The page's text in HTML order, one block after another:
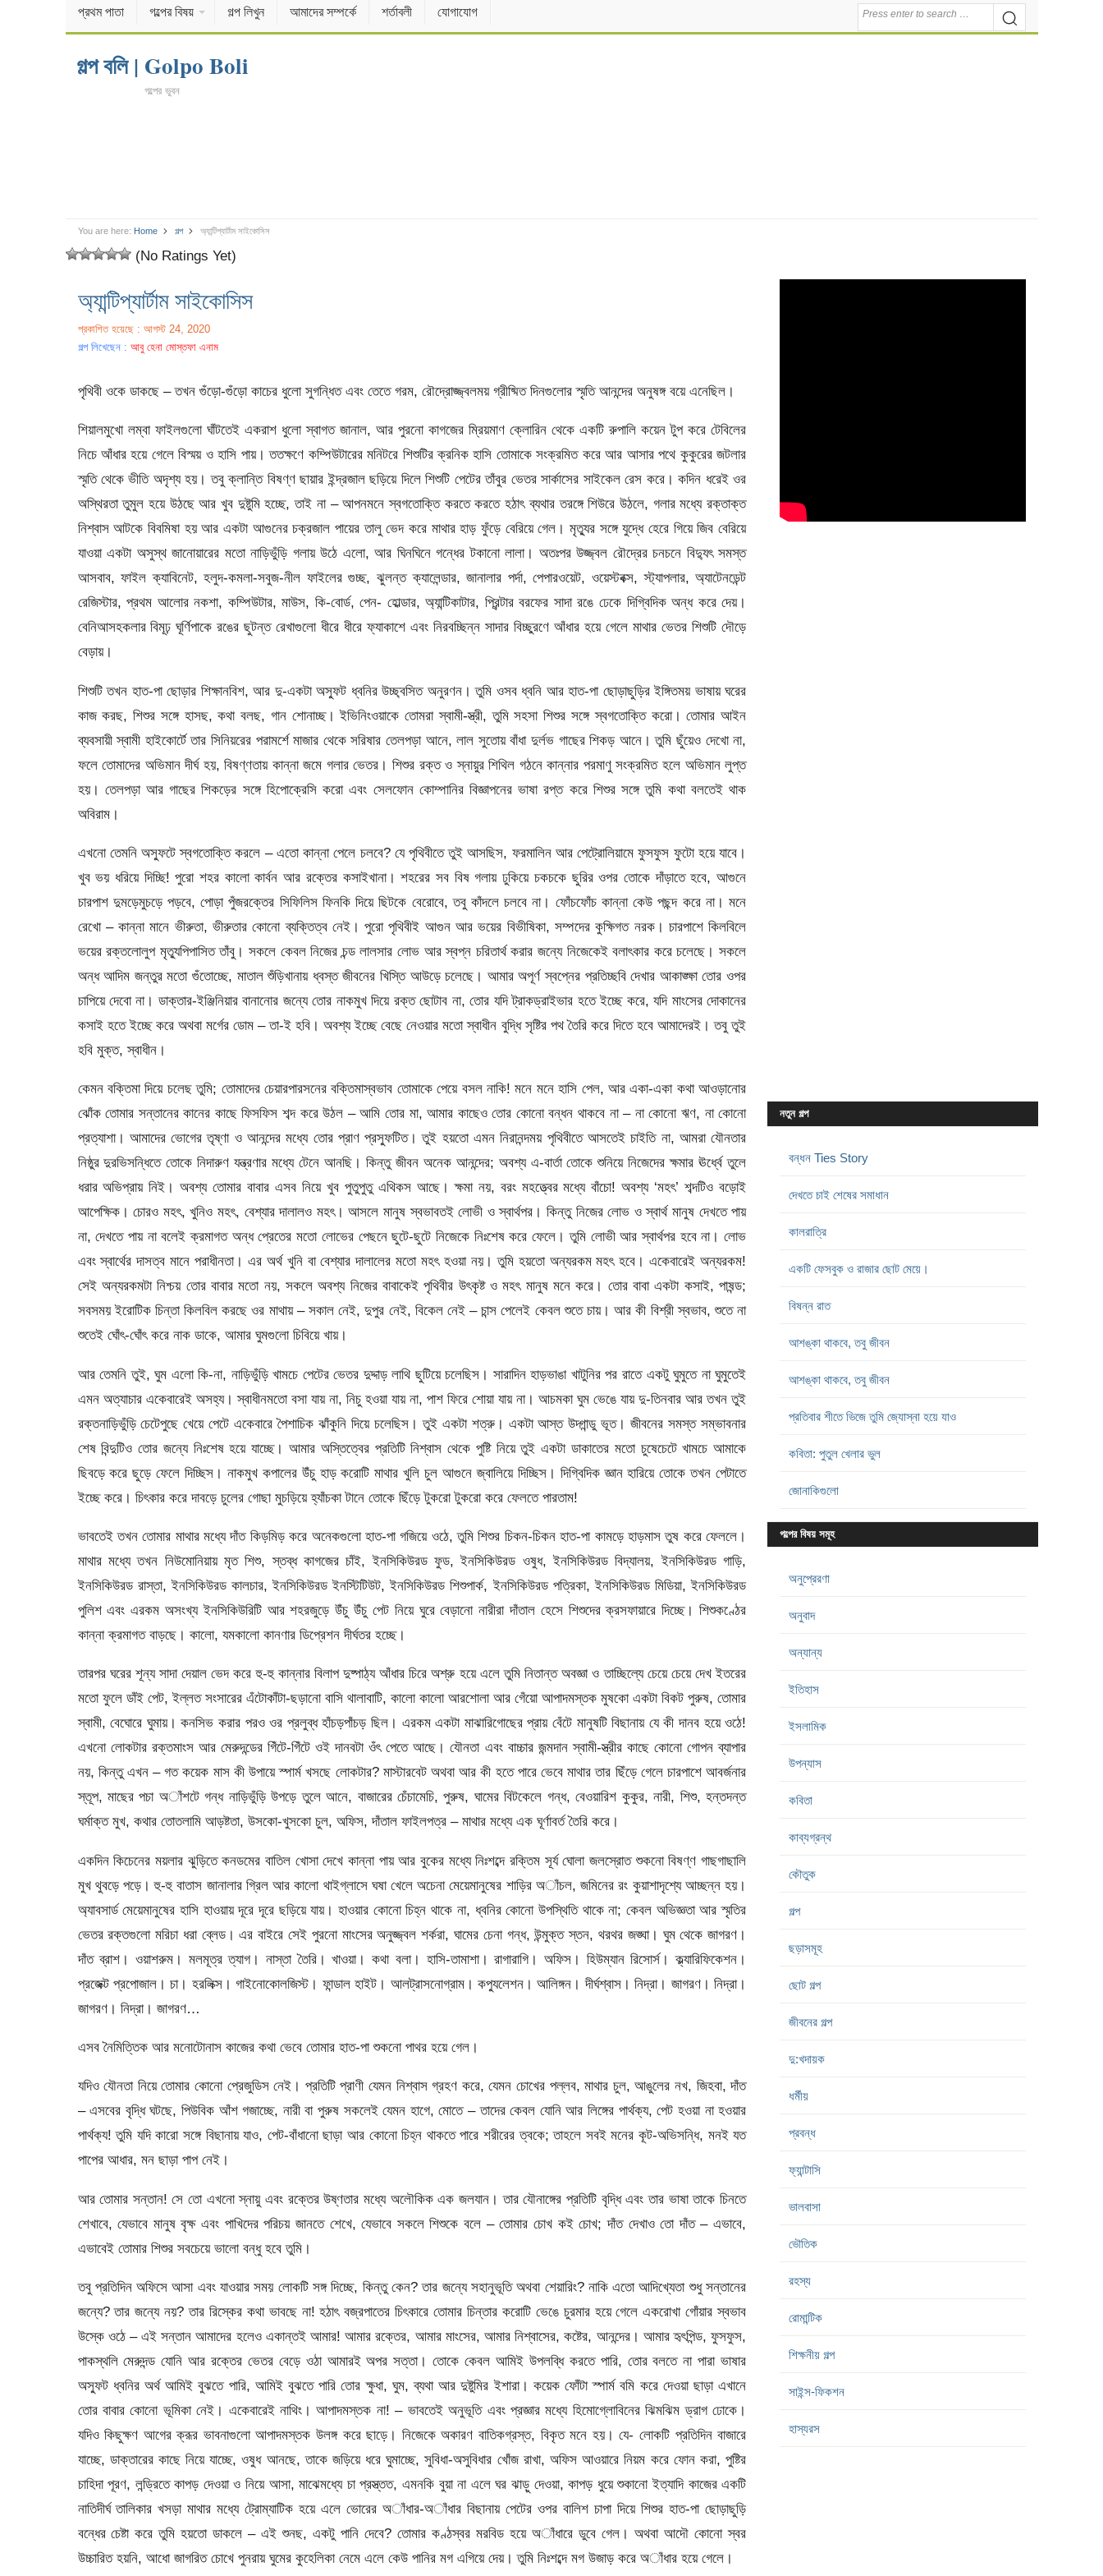
প্রথম পাতা গল্পের বিষয় গল্প লিখুন আমাদের সম্পর্কে শর্তাবলী যোগাযোগ
গল্প বলি | Golpo Boli
গল্পের ভুবন
You are here: Home গল্প অ্যান্টিপ্যার্টাম সাইকোসিস
(No Ratings Yet)
অ্যান্টিপ্যার্টাম সাইকোসিস
প্রকাশিত হয়েছে : আগস্ট 24, 2020
গল্প লিখেছেন : আবু হেনা মোস্তফা এনাম
পৃথিবী ওকে ডাকছে – তখন গুঁড়ো-গুঁড়ো কাচের ধুলো সুগন্ধিত এবং তেতে গরম, রৌদ্রোজ্জ্বলময় গ্রীষ্মিত দিনগুলোর স্মৃতি আনন্দের অনুষঙ্গ বয়ে এনেছিল।
শিয়ালমুখো লম্বা ফাইলগুলো ঘাঁটতেই একরাশ ধুলো স্বাগত জানাল, আর পুরনো কাগজের ম্রিয়মাণ ক্লোরিন থেকে একটি রুপালি কয়েন টুপ করে টেবিলের
নিচে আঁধার হয়ে গেলে বিস্ময় ও হাসি পায়। ততক্ষণে কম্পিউটারের মনিটরে শিশুটির ক্রনিক হাসি তোমাকে সংক্রমিত করে আর আসার পথে কুকুরের জটলার
স্মৃতি থেকে ভীতি অদৃশ্য হয়। তবু ক্লান্তি বিষণ্ণ ছায়ার ইন্দ্রজাল ছড়িয়ে দিলে শিশুটি পেটের তাঁবুর ভেতর সার্কাসের সাইকেল রেস করে। কদিন ধরেই ওর
অস্থিরতা তুমুল হয়ে উঠছে আর খুব দুষ্টুমি হচ্ছে, তাই না – আপনমনে স্বগতোক্তি করতে করতে হঠাৎ ব্যথার তরঙ্গে শিউরে উঠলে, গলার মধ্যে রক্তাক্ত
নিশ্বাস আটকে বিবমিষা হয় আর একটা আগুনের চক্রজাল পায়ের তালু ভেদ করে মাথার হাড় ফুঁড়ে বেরিয়ে গেল। মৃত্যুর সঙ্গে যুদ্ধে হেরে গিয়ে জিব বেরিয়ে
যাওয়া একটা অসুস্থ জানোয়ারের মতো নাড়িভুঁড়ি গলায় উঠে এলো, আর ঘিনঘিনে গন্ধের টকানো লালা। অতঃপর উজ্জ্বল রৌদ্রের চনচনে বিদ্যুৎ সমস্ত
আসবাব, ফাইল ক্যাবিনেট, হলুদ-কমলা-সবুজ-নীল ফাইলের গুচ্ছ, ঝুলন্ত ক্যালেন্ডার, জানালার পর্দা, পেপারওয়েট, ওয়েস্টবক্স, স্ট্যাপলার, অ্যাটেনডেন্ট
রেজিস্টার, প্রথম আলোর নকশা, কম্পিউটার, মাউস, কি-বোর্ড, পেন- হোল্ডার, অ্যান্টিকাটার, প্রিন্টার বরফের সাদা রঙে ঢেকে দিগ্বিদিক অন্ধ করে দেয়।
বেনিআসহকলার বিমূঢ় ঘূর্ণিপাকে রঙের ছুটন্ত রেখাগুলো ধীরে ধীরে ফ্যাকাশে এবং নিরবচ্ছিন্ন সাদার বিচ্ছুরণে আঁধার হয়ে গেলে মাথার ভেতর শিশুটি দৌড়ে
বেড়ায়।
শিশুটি তখন হাত-পা ছোড়ার শিক্ষানবিশ, আর দু-একটা অস্ফুট ধ্বনির উচ্ছ্বসিত অনুরণন। তুমি ওসব ধ্বনি আর হাত-পা ছোড়াছুড়ির ইঙ্গিতময় ভাষায় ঘরের
কাজ করছ, শিশুর সঙ্গে হাসছ, কথা বলছ, গান শোনাচ্ছ। ইভিনিংওয়াকে তোমরা স্বামী-স্ত্রী, তুমি সহসা শিশুর সঙ্গে স্বগতোক্তি করো। তোমার আইন
ব্যবসায়ী স্বামী হাইকোর্টে তার সিনিয়রের পরামর্শে মাজার থেকে সরিষার তেলপড়া আনে, লাল সুতোয় বাঁধা দুর্লভ গাছের শিকড় আনে। তুমি ছুঁয়েও দেখো না,
ফলে তোমাদের অভিমান দীর্ঘ হয়, বিষণ্ণতায় কান্না জমে গলার ভেতর। শিশুর রক্ত ও স্নায়ুর শিথিল গঠনে কান্নার পরমাণু সংক্রমিত হলে অভিমান লুপ্ত
হয়। তেলপড়া আর গাছের শিকড়ের সঙ্গে হিপোক্রেসি করো এবং সেলফোন কোম্পানির বিজ্ঞাপনের ভাষা রপ্ত করে শিশুর সঙ্গে তুমি কথা বলতেই থাক
অবিরাম।
এখনো তেমনি অস্ফুটে স্বগতোক্তি করলে – এতো কান্না পেলে চলবে? যে পৃথিবীতে তুই আসছিস, ফরমালিন আর পেট্রোলিয়ামে ফুসফুস ফুটো হয়ে যাবে।
খুব ভয় ধরিয়ে দিচ্ছি! পুরো শহর কালো কার্বন আর রক্তের কসাইখানা। শহরের সব বিষ গলায় ঢুকিয়ে চকচকে ছুরির ওপর তোকে দাঁড়াতে হবে, আগুনে
চারপাশ দুমড়েমুচড়ে পড়বে, পোড়া পুঁজরক্তের সিফিলিস ফিনকি দিয়ে ছিটকে বেরোবে, তবু কাঁদলে চলবে না। ফোঁচফোঁচ কান্না কেউ পছন্দ করে না। মনে
রেখো – কান্না মানে ভীরুতা, ভীরুতার কোনো ব্যক্তিত্ব নেই। পুরো পৃথিবীই আগুন আর ভয়ের বিভীষিকা, সম্পদের কুক্ষিগত নরক। চারপাশে কিলবিলে
ভয়ের রক্তলোলুপ মৃত্যুপিপাসিত তাঁবু। সকলে কেবল নিজের চন্ড লালসার লোভ আর স্বপ্ন চরিতার্থ করার জন্যে নিজেকেই বলাৎকার করে চলেছে। সকলে
অন্ধ আদিম জন্তুর মতো গুঁতোচ্ছে, মাতাল শুঁড়িখানায় ধ্বস্ত জীবনের খিস্তি আউড়ে চলেছে। আমার অপূর্ণ স্বপ্নের প্রতিচ্ছবি দেখার আকাঙ্ক্ষা তোর ওপর
চাপিয়ে দেবো না। ডাক্তার-ইঞ্জিনিয়ার বানানোর জন্যে তোর নাকমুখ দিয়ে রক্ত ছোটাব না, তোর যদি ট্রাকড্রাইভার হতে ইচ্ছে করে, যদি মাংসের দোকানের
কসাই হতে ইচ্ছে করে অথবা মর্গের ডোম – তা-ই হবি। অবশ্য ইচ্ছে বেছে নেওয়ার মতো স্বাধীন বুদ্ধি সৃষ্টির পথ তৈরি করে দিতে হবে আমাদেরই। তবু তুই
হবি মুক্ত, স্বাধীন।
কেমন বক্তিমা দিয়ে চলেছ তুমি; তোমাদের চেয়ারপারসনের বক্তিমাস্বভাব তোমাকে পেয়ে বসল নাকি! মনে মনে হাসি পেল, আর একা-একা কথা আওড়ানোর
ঝোঁক তোমার সন্তানের কানের কাছে ফিসফিস শব্দ করে উঠল – আমি তোর মা, আমার কাছেও তোর কোনো বন্ধন থাকবে না – না কোনো ঋণ, না কোনো
প্রত্যাশা। আমাদের ভোগের তৃষ্ণা ও আনন্দের মধ্যে তোর প্রাণ প্রস্ফুটিত। তুই হয়তো এমন নিরানন্দময় পৃথিবীতে আসতেই চাইতি না, আমরা যৌনতার
নিষ্ঠুর দুরভিসন্ধিতে তোকে নিদারুণ যন্ত্রণার মধ্যে টেনে আনছি। কিন্তু জীবন অনেক আনন্দের; অবশ্য এ-বার্তা তোকে শুনিয়ে নিজেদের ক্ষমার ঊর্ধ্বে তুলে
ধরার অভিপ্রায় নিই। অবশ্য তোমার বাবার এসব নিয়ে খুব পুতুপুতু এথিকস আছে। ক্ষমা নয়, বরং মহত্ত্বের মধ্যে বাঁচো! অবশ্য ‘মহৎ’ শব্দটিও বড়োই
আপেক্ষিক। চোরও মহৎ, খুনিও মহৎ, বেশ্যার দালালও মহৎ। আসলে মানুষ স্বভাবতই লোভী ও স্বার্থপর। কিন্তু নিজের লোভ ও স্বার্থ মানুষ দেখতে পায়
না, দেখতে পায় না বলেই ক্রমাগত অন্ধ প্রেতের মতো লোভের পেছনে ছুটে-ছুটে নিজেকে নিঃশেষ করে ফেলে। তুমি লোভী আর স্বার্থপর হবে না। লোভ
এবং স্বার্থের দাসত্ব মানে পরাধীনতা। এর অর্থ খুনি বা বেশ্যার দালালের মতো মহৎ হওয়া নয়। তুমি হয়তো অন্যরকম মহৎ হবে। একেবারেই অন্যরকম!
সেই অন্যরকমটা নিশ্চয় তোর বাবার মতো নয়, সকলে অবশ্য নিজের বাবাকেই পৃথিবীর উৎকৃষ্ট ও মহৎ মানুষ মনে করে। তোর বাবা একটা কসাই, পাষন্ড;
সবসময় ইরোটিক চিন্তা কিলবিল করছে ওর মাথায় – সকাল নেই, দুপুর নেই, বিকেল নেই – চান্স পেলেই কেবল শুতে চায়। আর কী বিশ্রী স্বভাব, শুতে না
শুতেই ঘোঁৎ-ঘোঁৎ করে নাক ডাকে, আমার ঘুমগুলো চিবিয়ে খায়।
আর তেমনি তুই, ঘুম এলো কি-না, নাড়িভুঁড়ি খামচে পেটের ভেতর দুদ্দাড় লাথি ছুটিয়ে চলেছিস। সারাদিন হাড়ভাঙা খাটুনির পর রাতে একটু ঘুমুতে না ঘুমুতেই
এমন অত্যাচার একেবারেই অসহ্য। স্বাধীনমতো বসা যায় না, নিচু হওয়া যায় না, পাশ ফিরে শোয়া যায় না। আচমকা ঘুম ভেঙে যায় দু-তিনবার আর তখন তুই
রক্তনাড়িভুঁড়ি চেটেপুছে খেয়ে পেটে একেবারে পৈশাচিক ঝাঁকুনি দিয়ে চলেছিস। তুই একটা শত্রু। একটা আস্ত উদ্গান্ডু ভূত। জীবনের সমস্ত সম্ভাবনার
শেষ বিন্দুটিও তোর জন্যে নিঃশেষ হয়ে যাচ্ছে। আমার অস্তিত্বের প্রতিটি নিশ্বাস থেকে পুষ্টি নিয়ে তুই একটা ডাকাতের মতো চুষেচেটে খামচে আমাকে
ছিবড়ে করে ছুড়ে ফেলে দিচ্ছিস। নাকমুখ কপালের উঁচু হাড় করোটি মাথার খুলি চুল আগুনে জ্বালিয়ে দিচ্ছিস। দিগ্বিদিক জ্ঞান হারিয়ে তোকে তখন পেটাতে
ইচ্ছে করে। চিৎকার করে দাবড়ে চুলের গোছা মুচড়িয়ে হ্যাঁচকা টানে তোকে ছিঁড়ে টুকরো টুকরো করে ফেলতে পারতাম!
ভাবতেই তখন তোমার মাথার মধ্যে দাঁত কিড়মিড় করে অনেকগুলো হাত-পা গজিয়ে ওঠে, তুমি শিশুর চিকন-চিকন হাত-পা কামড়ে হাড়মাস তুষ করে ফেললে।
মাথার মধ্যে তখন নিউমোনিয়ায় মৃত শিশু, স্তব্ধ কাগজের চাঁই, ইনসিকিউরড ফুড, ইনসিকিউরড ওষুধ, ইনসিকিউরড বিদ্যালয়, ইনসিকিউরড গাড়ি,
ইনসিকিউরড রাস্তা, ইনসিকিউরড কালচার, ইনসিকিউরড ইনস্টিটিউট, ইনসিকিউরড শিশুপার্ক, ইনসিকিউরড পত্রিকা, ইনসিকিউরড মিডিয়া, ইনসিকিউরড
পুলিশ এবং এরকম অসংখ্য ইনসিকিউরিটি আর শহরজুড়ে উঁচু উঁচু পেট নিয়ে ঘুরে বেড়ানো নারীরা দাঁতাল হেসে শিশুদের ক্রসফায়ারে দিচ্ছে। শিশুকণ্ঠের
কান্না ক্রমাগত বাড়ছে। কালো, যমকালো কানণার ডিপ্রেশন দীর্ঘতর হচ্ছে।
তারপর ঘরের শূন্য সাদা দেয়াল ভেদ করে হু-হু কান্নার বিলাপ দুষ্পাঠ্য আঁধার চিরে অশ্রু হয়ে এলে তুমি নিতান্ত অবজ্ঞা ও তাচ্ছিল্যে চেয়ে চেয়ে দেখ ইতরের
মতো ফুলে ডাঁই পেট, ইল্লত সংসারের এঁটোকাঁটা-ছড়ানো বাসি থালাবাটি, কালো কালো আরশোলা আর গেঁয়ো আপাদমস্তক মুষকো একটা বিকট পুরুষ, তোমার
স্বামী, বেঘোরে ঘুমায়। কনসিভ করার পরও ওর প্রলুব্ধ হাঁচড়পাঁচড় ছিল। এরকম একটা মাঝারিগোছের প্রায় বেঁটে মানুষটি বিছানায় যে কী দানব হয়ে ওঠে!
এখনো লোকটার রক্তমাংস আর মেরুদন্ডের গিঁটে-গিঁটে ওই দানবটা ওঁৎ পেতে আছে। যৌনতা এবং বাচ্চার জন্মদান স্বামী-স্ত্রীর কাছে কোনো গোপন ব্যাপার
নয়, কিন্তু এখন – গত কয়েক মাস কী উপায়ে স্পার্ম খসছে লোকটার? মাস্টারবেট অথবা আর কী হতে পারে ভেবে মাথার তার ছিঁড়ে গেলে চারপাশে আবর্জনার
স্তূপ, মাছের পচা অাঁশটে গন্ধ নাড়িভুঁড়ি উপড়ে তুলে আনে, বাজারের চেঁচামেচি, পুরুষ, ঘামের বিটকেলে গন্ধ, বেওয়ারিশ কুকুর, নারী, শিশু, হন্তদন্ত
ঘর্মাক্ত মুখ, কথার তোতলামি আড়ষ্টতা, উসকো-খুসকো চুল, অফিস, দাঁতাল ফাইলপত্র – মাথার মধ্যে এক ঘূর্ণাবর্ত তৈরি করে।
একদিন কিচেনের ময়লার ঝুড়িতে কনডমের বাতিল খোসা দেখে কান্না পায় আর বুকের মধ্যে নিঃশব্দে রক্তিম সূর্য ঘোলা জলস্রোত শুকনো বিষণ্ণ গাছগাছালি
মুখ থুবড়ে পড়ে। হু-হু বাতাস জানালার গ্রিল আর কালো থাইগ্লাসে ঘষা খেলে অচেনা মেয়েমানুষের শাড়ির অাঁচল, জমিনের রং কুয়াশাদৃশ্যে আচ্ছন্ন হয়।
অ্যাবসার্ড মেয়েমানুষের হাসি হাওয়ায় দূরে দূরে ছড়িয়ে যায়। হাওয়ার কোনো চিহ্ন থাকে না, ধ্বনির কোনো উপস্থিতি থাকে না; কেবল অভিজ্ঞতা আর স্মৃতির
ভেতর রক্তগুলো মরিচা ধরা ব্লেড। এর বাইরে সেই পুরনো মাংসের অনুজ্জ্বল শর্করা, ঘামের চেনা গন্ধ, উন্মুক্ত স্তন, থরথর জঙ্ঘা। ঘুম থেকে জাগরণ।
দাঁত ব্রাশ। ওয়াশরুম। মলমূত্র ত্যাগ। নাস্তা তৈরি। খাওয়া। কথা বলা। হাসি-তামাশা। রাগারাগি। অফিস। হিউম্যান রিসোর্স। ক্ল্যারিফিকেশন।
প্রজেক্ট প্রপোজাল। চা। হরলিক্স। গাইনোকোলজিস্ট। ফান্ডাল হাইট। আলট্রাসনোগ্রাম। কপ্যুলেশন। আলিঙ্গন। দীর্ঘশ্বাস। নিদ্রা। জাগরণ। নিদ্রা।
জাগরণ। নিদ্রা। জাগরণ…
এসব নৈমিত্তিক আর মনোটোনাস কাজের কথা ভেবে তোমার হাত-পা শুকনো পাথর হয়ে গেল।
যদিও যৌনতা নিয়ে তোমার কোনো প্রেজুডিস নেই। প্রতিটি প্রাণী যেমন নিশ্বাস গ্রহণ করে, যেমন চোখের পল্লব, মাথার চুল, আঙুলের নখ, জিহবা, দাঁত
– এসবের বৃদ্ধি ঘটছে, পিউবিক আঁশ গজাচ্ছে, নারী বা পুরুষ সকলেই যেমন হাগে, মোতে – তাদের কেবল যোনি আর লিঙ্গের পার্থক্য, পেট হওয়া না হওয়ার
পার্থক্য! তুমি যদি কারো সঙ্গে বিছানায় যাও, পেট-বাঁধানো ছাড়া আর কোনো চিহ্ন থাকতে পারে শরীরের ত্বকে; তাহলে সবই মনের কূট-অভিসন্ধি, মনই যত
পাপের আধার, মন ছাড়া পাপ নেই।
আর তোমার সন্তান! সে তো এখনো স্নায়ু এবং রক্তের উষ্ণতার মধ্যে অলৌকিক এক জলযান। তার যৌনাঙ্গের প্রতিটি বৃদ্ধি এবং তার ভাষা তাকে চিনতে
শেখাবে, যেভাবে মানুষ বৃক্ষ এবং পাখিদের পরিচয় জানতে শেখে, যেভাবে সকলে শিশুকে বলে – তোমার চোখ কই চোখ; দাঁত দেখাও তো দাঁত – এভাবে,
এভাবেই তোমার শিশুর সবচেয়ে ভালো বন্ধু হবে তুমি।
তবু প্রতিদিন অফিসে আসা এবং যাওয়ার সময় লোকটি সঙ্গ দিচ্ছে, কিন্তু কেন? তার জন্যে সহানুভূতি অথবা শেয়ারিং? নাকি এতো আদিখ্যেতা শুধু সন্তানের
জন্যে? তার জন্যে নয়? তার রিস্কের কথা ভাবছে না! হঠাৎ বজ্রপাতের চিৎকারে তোমার চিন্তার করোটি ভেঙে চুরমার হয়ে গেলে একরোখা গোঁয়ার স্বভাব
উস্কে ওঠে – এই সন্তান আমাদের হলেও একান্তই আমার! আমার রক্তের, আমার মাংসের, আমার নিশ্বাসের, কষ্টের, আনন্দের। আমার হৃৎপিন্ড, ফুসফুস,
পাকস্থলি মেরুদন্ড যোনি আর রক্তের ভেতর বেড়ে ওঠা আমারই অপর সত্তা। তোকে কেবল আমিই উপলব্ধি করতে পারি, তোর বলতে না পারা ভাষার
অস্ফুট ধ্বনির অর্থ আমিই বুঝতে পারি, আমিই বুঝতে পারি তোর ক্ষুধা, ঘুম, ব্যথা আর দুষ্টুমির ইশারা। কয়েক ফোঁটা স্পার্ম বমি করে দেওয়া ছাড়া এখানে
তোর বাবার কোনো ভূমিকা নেই। একেবারেই নাথিং। আপাদমস্তক না! – ভাবতেই অনুভূতি এবং প্রজ্ঞার মধ্যে হিমোগ্লোবিনের ঝিমঝিম ড্রাগ ঢোকে।
যদিও কিছুক্ষণ আগের ক্রূর ভাবনাগুলো আপাদমস্তক উলঙ্গ করে ছাড়ে। নিজেকে অকারণ বাতিকগ্রস্ত, বিকৃত মনে হয়। যে- লোকটি প্রতিদিন বাজারে
যাচ্ছে, ডাক্তারের কাছে নিয়ে যাচ্ছে, ওষুধ আনছে, তাকে জড়িয়ে ধরে ঘুমাচ্ছে, সুবিধা-অসুবিধার খোঁজ রাখা, অফিস আওয়ারে নিয়ম করে ফোন করা, পুষ্টির
চাহিদা পূরণ, লন্ড্রিতে কাপড় দেওয়া ও নিয়ে আসা, মাঝেমধ্যে চা প্রস্ত্তত, এমনকি বুয়া না এলে ঘর ঝাড়ু দেওয়া, কাপড় ধুয়ে শুকানো ইত্যাদি কাজের একটি
নাতিদীর্ঘ তালিকার খসড়া মাথার মধ্যে ট্রোম্যাটিক হয়ে এলে ভোরের অাঁধার-অাঁধার বিছানায় পেটের ওপর বালিশ চাপা দিয়ে শিশুর হাত-পা ছোড়াছুড়ি
বন্ধের চেষ্টা করে তুমি হয়তো ডাকলে – এই শুনছ, একটু পানি দেবে? তোমার কণ্ঠস্বর মরবিড হয়ে অাঁধারে ডুবে গেল। অথবা আদৌ কোনো স্বর
উচ্চারিত হয়নি, আধো জাগরিত চোখে পুনরায় ঘুমের কুহেলিকা নেমে এলে কেউ পানির মগ এগিয়ে দেয়। তুমি নিঃশব্দে মগ উজাড় করে অাঁধার হয়ে গেলে।
নতুন গল্প
বন্ধন Ties Story
দেখতে চাই শেষের সমাধান
কালরাত্রি
একটি ফেসবুক ও রাজার ছোট মেয়ে।
বিষন্ন রাত
আশঙ্কা থাকবে, তবু জীবন
আশঙ্কা থাকবে, তবু জীবন
প্রতিবার শীতে ভিজে তুমি জ্যোস্না হয়ে যাও
কবিতা: পুতুল খেলার ভুল
জোনাকিগুলো
গল্পের বিষয় সমূহ
অনুপ্রেরণা
অনুবাদ
অন্যান্য
ইতিহাস
ইসলামিক
উপন্যাস
কবিতা
কাব্যগ্রন্থ
কৌতুক
গল্প
ছড়াসমূহ
ছোট গল্প
জীবনের গল্প
দু:খদায়ক
ধর্মীয়
প্রবন্ধ
ফ্যান্টাসি
ভালবাসা
ভৌতিক
রহস্য
রোমান্টিক
শিক্ষনীয় গল্প
সাইন্স-ফিকশন
হাস্যরস